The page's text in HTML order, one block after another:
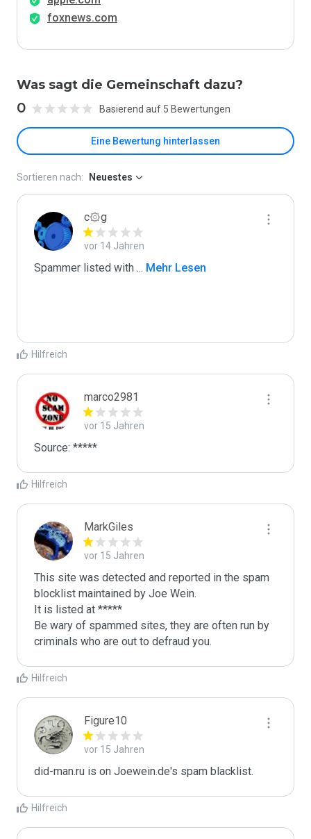
foxnews.com
Was sagt die Gemeinschaft dazu?
0 Basierend auf 5 Bewertungen
Eine Bewertung hinterlassen
Sortieren nach: Neuestes
c۞g
vor 14 Jahren
Spammer listed with ... Mehr Lesen
Hilfreich
marco2981
vor 15 Jahren
Source: *****
Hilfreich
MarkGiles
vor 15 Jahren
This site was detected and reported in the spam
blocklist maintained by Joe Wein.
It is listed at *****
Be wary of spammed sites, they are often run by
criminals who are out to defraud you.
Hilfreich
Figure10
vor 15 Jahren
did-man.ru is on Joewein.de's spam blacklist.
Hilfreich